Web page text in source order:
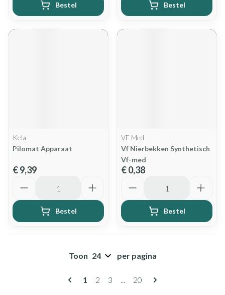
Bestel Bestel
Kela
Pilomat Apparaat
€ 9,39
Bestel
VF Med
Vf Nierbekken Synthetisch
Vf-med
€ 0,38
Bestel
Pagina's
U lees momenteel pagina
1 Pagina
2 Pagina
3 ... Pagina
20
Toon per pagina